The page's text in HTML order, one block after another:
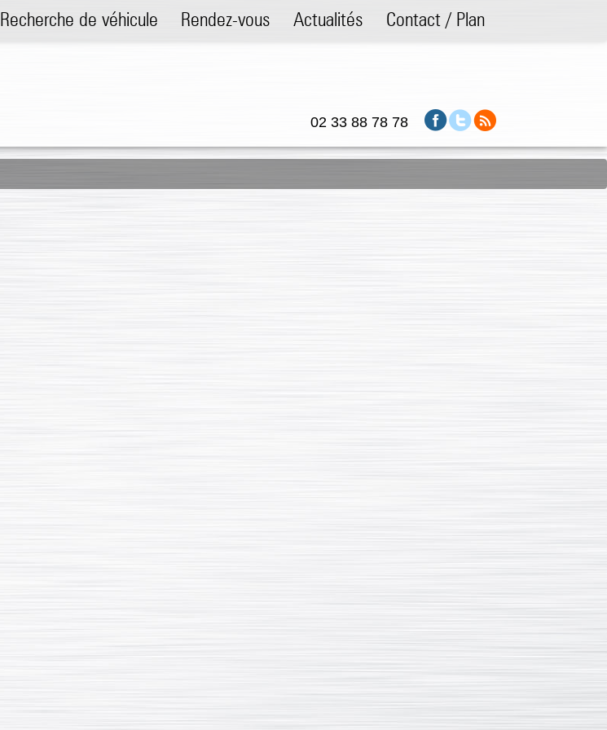
02 33 88 78 78
Recherche de véhicule Rendez-vous Actualités Contact / Plan